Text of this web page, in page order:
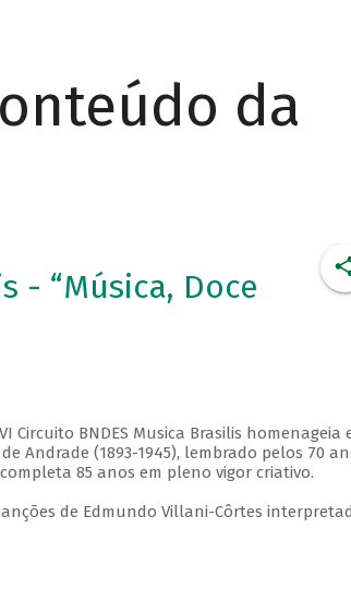
da
- “Música, Doce
BNDES Musica Brasilis homenageia
Andrade (1893-1945), lembrado pelos 70
85 anos em pleno vigor criativo.
de Edmundo Villani-Côrtes